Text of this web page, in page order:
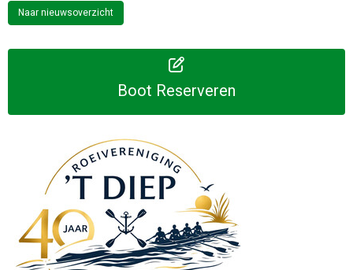
Naar nieuwsoverzicht
Boot Reserveren